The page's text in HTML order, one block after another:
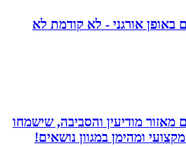
אורגני - לא קודמת לא
מודיעין והסביבה, שישמחו
ומהימן במגוון נושאים!